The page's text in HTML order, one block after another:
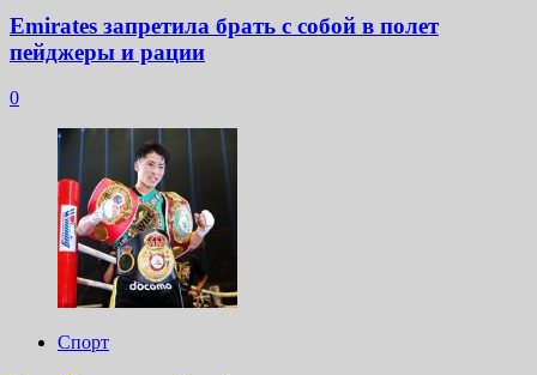
Emirates запретила брать с собой в полет
пейджеры и рации
0
Спорт